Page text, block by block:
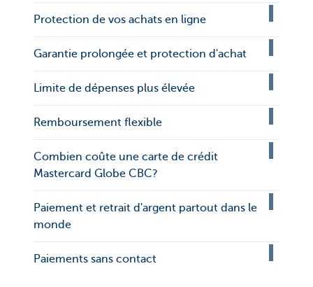
Protection de vos achats en ligne
Garantie prolongée et protection d'achat
Limite de dépenses plus élevée
Remboursement flexible
Combien coûte une carte de crédit
Mastercard Globe CBC?
Paiement et retrait d'argent partout dans le
monde
Paiements sans contact